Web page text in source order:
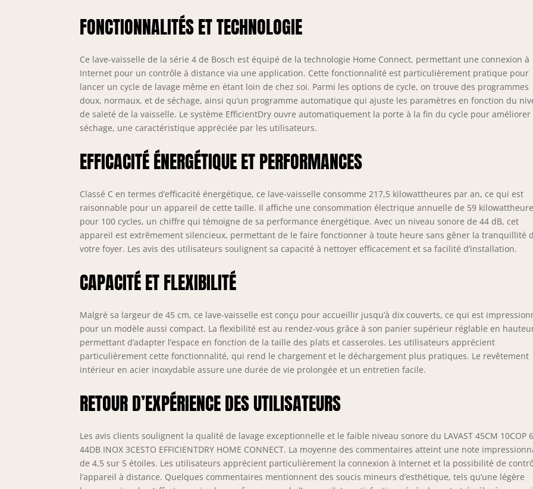
FONCTIONNALITÉS ET TECHNOLOGIE
Ce lave-vaisselle de la série 4 de Bosch est équipé de la technologie Home Connect, permettant une connexion à
Internet pour un contrôle à distance via une application. Cette fonctionnalité est particulièrement pratique pour
lancer un cycle de lavage même en étant loin de chez soi. Parmi les options de cycle, on trouve des programmes
doux, normaux, et de séchage, ainsi qu’un programme automatique qui ajuste les paramètres en fonction du
de saleté de la vaisselle. Le système EfficientDry ouvre automatiquement la porte à la fin du cycle pour améliorer
séchage, une caractéristique appréciée par les utilisateurs.
EFFICACITÉ ÉNERGÉTIQUE ET PERFORMANCES
Classé C en termes d’efficacité énergétique, ce lave-vaisselle consomme 217,5 kilowattheures par an, ce qui est
raisonnable pour un appareil de cette taille. Il affiche une consommation électrique annuelle de 59
pour 100 cycles, un chiffre qui témoigne de sa performance énergétique. Avec un niveau sonore de 44 dB, cet
appareil est extrêmement silencieux, permettant de le faire fonctionner à toute heure sans gêner la tranquillité
votre foyer. Les avis des utilisateurs soulignent sa capacité à nettoyer efficacement et sa facilité d’installation.
CAPACITÉ ET FLEXIBILITÉ
Malgré sa largeur de 45 cm, ce lave-vaisselle est conçu pour accueillir jusqu’à dix couverts, ce qui est
pour un modèle aussi compact. La flexibilité est au rendez-vous grâce à son panier supérieur réglable en
permettant d’adapter l’espace en fonction de la taille des plats et casseroles. Les utilisateurs apprécient
particulièrement cette fonctionnalité, qui rend le chargement et le déchargement plus pratiques. Le revêtement
intérieur en acier inoxydable assure une durée de vie prolongée et un entretien facile.
RETOUR D’EXPÉRIENCE DES UTILISATEURS
Les avis clients soulignent la qualité de lavage exceptionnelle et le faible niveau sonore du LAVAST 45CM 10COP
44DB INOX 3CESTO EFFICIENTDRY HOME CONNECT. La moyenne des commentaires atteint une note
de 4,5 sur 5 étoiles. Les utilisateurs apprécient particulièrement la connexion à Internet et la possibilité de
l’appareil à distance. Quelques commentaires mentionnent des soucis mineurs d’esthétique, tels qu’une légère